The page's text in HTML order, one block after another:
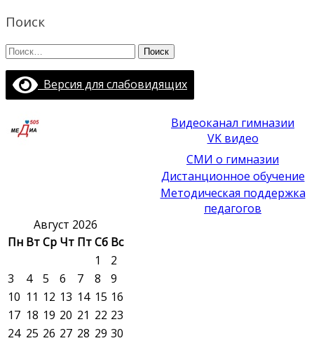
Поиск
Найти:
Версия для слабовидящих
Видеоканал гимназии
VK видео
СМИ о гимназии
Дистанционное обучение
Методическая поддержка
педагогов
Август 2026
Пн ВтСр Чт ПтСб Вс
1
2
3
4 5 6 7 8
9
10 11 12 13 14 15 16
17 18 19 20 21 22 23
24 25 26 27 28 29 30